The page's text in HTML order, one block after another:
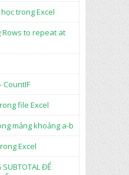
trong Excel
Rows to repeat at
CountIF
file Excel
mảng khoảng a-b
Excel
ĐỂ